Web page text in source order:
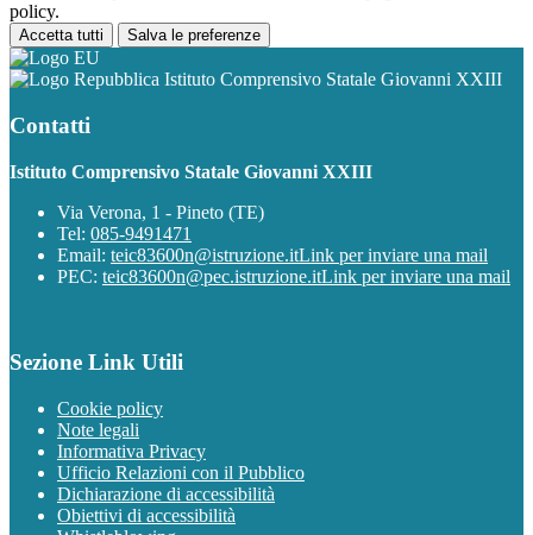
policy.
Accetta tutti Salva le preferenze
Istituto Comprensivo Statale Giovanni XXIII
Contatti
Istituto Comprensivo Statale Giovanni XXIII
Via Verona, 1 - Pineto (TE)
Tel: 085-9491471
Email: teic83600n@istruzione.itLink per inviare una mail
PEC: teic83600n@pec.istruzione.itLink per inviare una mail
Sezione Link Utili
Cookie policy
Note legali
Informativa Privacy
Ufficio Relazioni con il Pubblico
Dichiarazione di accessibilità
Obiettivi di accessibilità